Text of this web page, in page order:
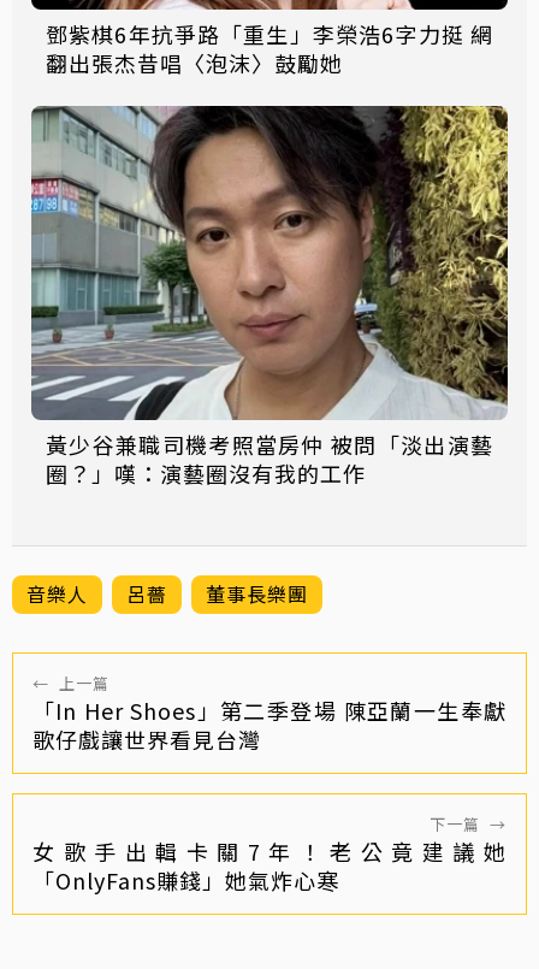
鄧紫棋6年抗爭路「重生」李榮浩6字力挺 網
翻出張杰昔唱〈泡沫〉鼓勵她
黃少谷兼職司機考照當房仲 被問「淡出演藝
圈？」嘆：演藝圈沒有我的工作
音樂人 呂薔 董事長樂團
← 上一篇
「In Her Shoes」第二季登場 陳亞蘭一生奉獻
歌仔戲讓世界看見台灣
下一篇 →
女歌手出輯卡關7年！老公竟建議她
「OnlyFans賺錢」她氣炸心寒